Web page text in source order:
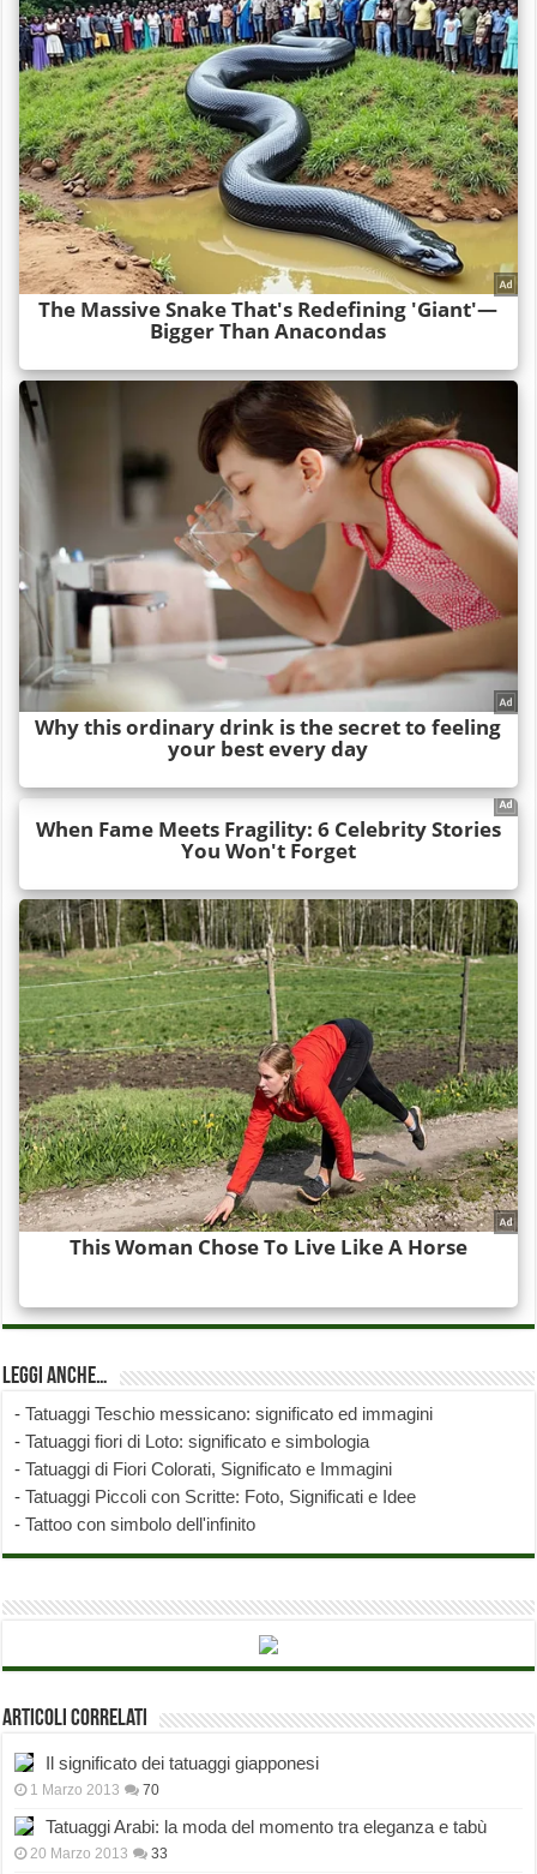
Leggi anche…
-Tatuaggi Teschio messicano: significato ed immagini
-Tatuaggi fiori di Loto: significato e simbologia
-Tatuaggi di Fiori Colorati, Significato e Immagini
-Tatuaggi Piccoli con Scritte: Foto, Significati e Idee
-Tattoo con simbolo dell'infinito
Articoli correlati
Il significato dei tatuaggi giapponesi
1 Marzo 2013 70
Tatuaggi Arabi: la moda del momento tra eleganza e tabù
20 Marzo 2013 33